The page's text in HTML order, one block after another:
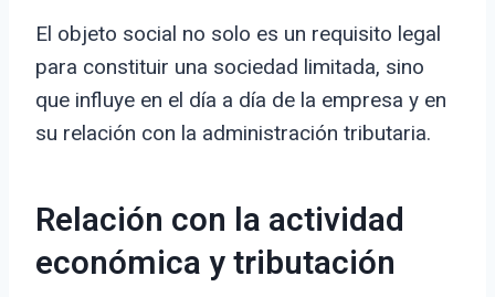
El objeto social no solo es un requisito legal
para constituir una sociedad limitada, sino
que influye en el día a día de la empresa y en
su relación con la administración tributaria.
Relación con la actividad
económica y tributación